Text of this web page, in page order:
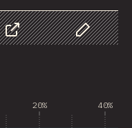
分享
自訂資料
20% 40%